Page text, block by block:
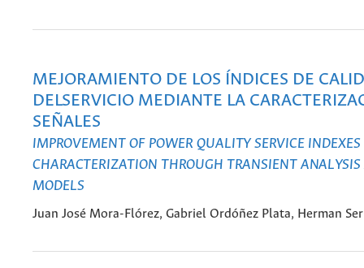
MEJORAMIENTO DE LOS ÍNDICES DE
DELSERVICIO MEDIANTE LA
SEÑALES
IMPROVEMENT OF POWER QUALITY SERVICE
CHARACTERIZATION THROUGH TRANSIENT
MODELS
Juan José Mora-Flórez, Gabriel Ordóñez Plata, Herman